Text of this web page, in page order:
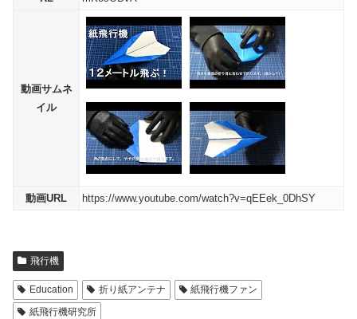
動画サムネ
イル
動画URL https://www.youtube.com/watch?v=qEEek_0DhSY
飛行機
Education 折り紙アンテナ
紙飛行機ファン
紙飛行機研究所